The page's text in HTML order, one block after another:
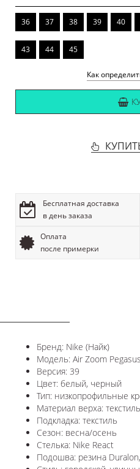
36 37 38 39 40
43 44 45
Как
Бесплатная доставка
в день заказа
Оплата
после примерки
Бренд: Nike (Найк)
Модель: Air Zoom Pegasus
Версия: 39
Цвет: белый, черный
Тип: низкопрофильные
Материал верха:
Подкладка: текстиль
Сезон: весна/осень
Стелька: Nike React
Подошва: резина